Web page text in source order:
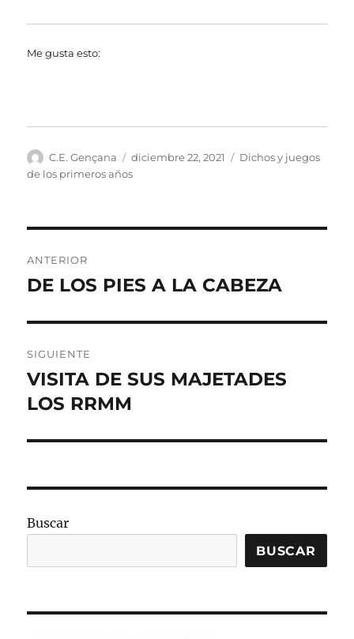
Me gusta esto:
Autor
C.E. Gençana
Publicado
el
diciembre 22, 2021 Categorías
Dichos y juegos
de los primeros años
de
ANTERIOR
Entrada
DE LOS PIES A LA CABEZA
SIGUIENTE
Entrada
siguiente:
VISITA DE SUS MAJETADES
LOS RRMM
Buscar
BUSCAR